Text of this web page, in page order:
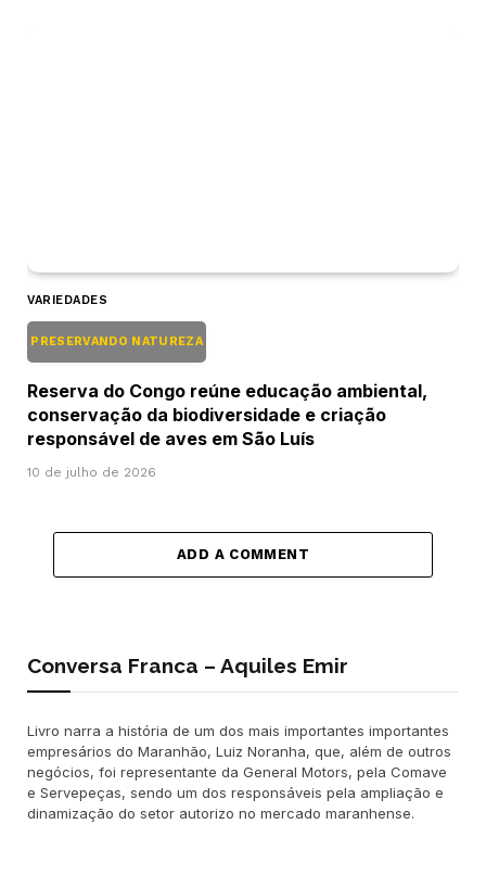
VARIEDADES
PRESERVANDO NATUREZA
Reserva do Congo reúne educação ambiental,
conservação da biodiversidade e criação
responsável de aves em São Luís
10 de julho de 2026
ADD A COMMENT
Conversa Franca – Aquiles Emir
Livro narra a história de um dos mais importantes importantes
empresários do Maranhão, Luiz Noranha, que, além de outros
negócios, foi representante da General Motors, pela Comave
e Servepeças, sendo um dos responsáveis pela ampliação e
dinamização do setor autorizo no mercado maranhense.